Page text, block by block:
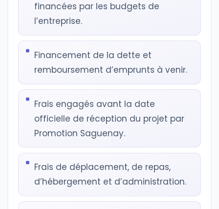
financées par les budgets de
l’entreprise.
Financement de la dette et
remboursement d’emprunts à venir.
Frais engagés avant la date
officielle de réception du projet par
Promotion Saguenay.
Frais de déplacement, de repas,
d’hébergement et d’administration.